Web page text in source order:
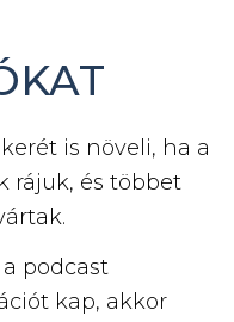
is növeli, ha a
rájuk, és többet
podcast
kap, akkor